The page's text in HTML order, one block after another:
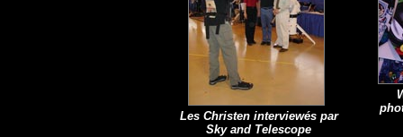
Les Christen interviewés par
Sky and Telescope